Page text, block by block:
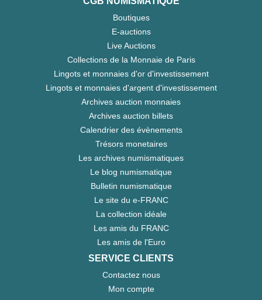
Boutiques
E-auctions
Live Auctions
Collections de la Monnaie de Paris
Lingots et monnaies d'or d'investissement
Lingots et monnaies d'argent d'investissement
Archives auction monnaies
Archives auction billets
Calendrier des évènements
Trésors monetaires
Les archives numismatiques
Le blog numismatique
Bulletin numismatique
Le site du e-FRANC
La collection idéale
Les amis du FRANC
Les amis de l'Euro
SERVICE CLIENTS
Contactez nous
Mon compte